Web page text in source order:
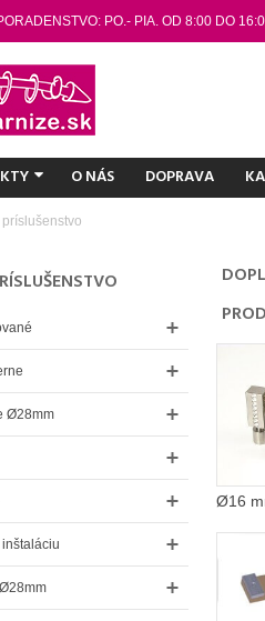
PO.- PIA. OD 8:00 DO
O NÁS DOPRAVA
Ø28mm
Ø16